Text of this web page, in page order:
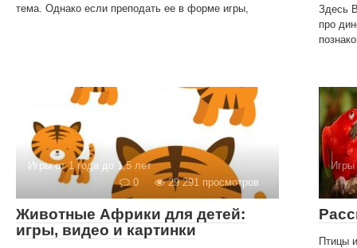
тема. Однако если преподать ее в форме игры,
Здесь
про
Игры от 1 года до 1,5 лет
0
29 291 просмотров
Животные Африки для детей:
игры, видео и картинки
Игры
Птицы